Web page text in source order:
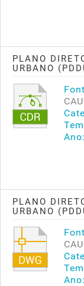
PLANO
URBANO
Ano:
PLANO
URBANO
Ano: